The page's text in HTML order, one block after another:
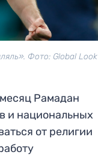
Фото: Global Look
Рамадан
и национальных
от религии